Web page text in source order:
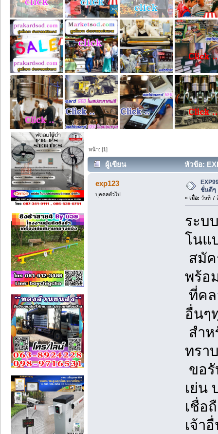
หน้า: [1]
ผู้เขียน หัวข้อ:
exp123
บุคคลทั่วไป
ชั่นดีๆ
« เมื่อ: วันที่ 7
ระบ
โนแ
สมั
พร้อ
ที่ค
อื่นๆ
สำ
ทรา
ขอรั
เย่น
เชื่อ
เจ้า